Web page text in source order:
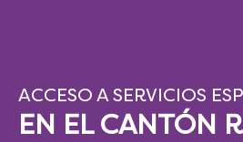
ACCESO A SERVICIOS
EN EL CANTÓN